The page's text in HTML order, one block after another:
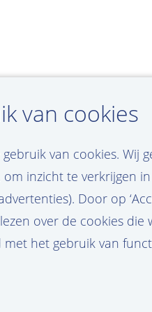
van cookies
van cookies.
inzicht te verkrijgen
Door op
over de cookies
met het gebruik van